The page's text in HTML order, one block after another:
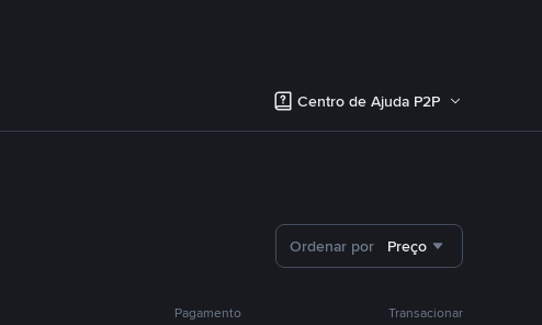
Centro de Ajuda P2P
Ordenar por Preço
Pagamento Transacionar